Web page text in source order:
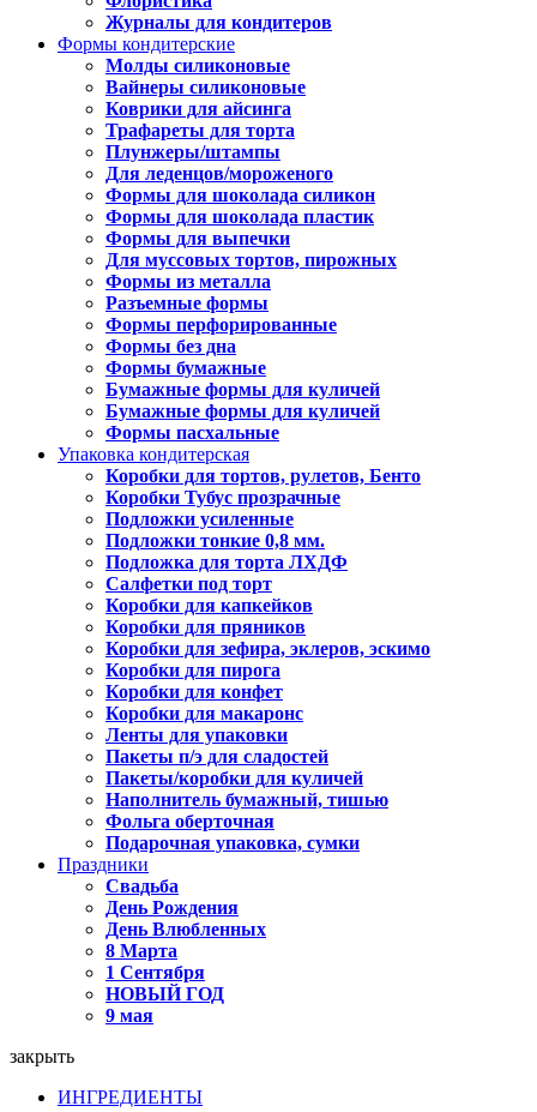
Журналы для кондитеров
Формы кондитерские
Молды силиконовые
Вайнеры силиконовые
Коврики для айсинга
Трафареты для торта
Плунжеры/штампы
Для леденцов/мороженого
Формы для шоколада силикон
Формы для шоколада пластик
Формы для выпечки
Для муссовых тортов, пирожных
Формы из металла
Разъемные формы
Формы перфорированные
Формы без дна
Формы бумажные
Бумажные формы для куличей
Бумажные формы для куличей
Формы пасхальные
Упаковка кондитерская
Коробки для тортов, рулетов, Бенто
Коробки Тубус прозрачные
Подложки усиленные
Подложки тонкие 0,8 мм.
Подложка для торта ЛХДФ
Салфетки под торт
Коробки для капкейков
Коробки для пряников
Коробки для зефира, эклеров, эскимо
Коробки для пирога
Коробки для конфет
Коробки для макаронс
Ленты для упаковки
Пакеты п/э для сладостей
Пакеты/коробки для куличей
Наполнитель бумажный, тишью
Фольга оберточная
Подарочная упаковка, сумки
Праздники
Свадьба
День Рождения
День Влюбленных
8 Марта
1 Сентября
НОВЫЙ ГОД
9 мая
закрыть
ИНГРЕДИЕНТЫ